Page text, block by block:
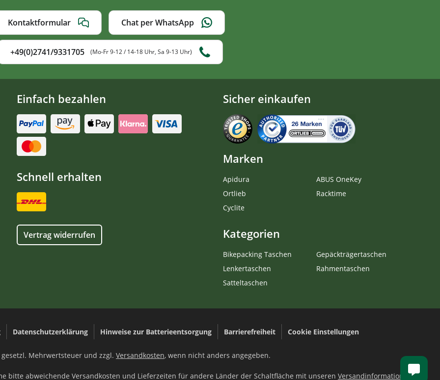
Kontaktformular Chat per WhatsApp
+49(0)2741/9331705 (Mo-Fr 9-12 / 14-18 Uhr, Sa 9-13 Uhr)
Einfach bezahlen
Schnell erhalten
Vertrag widerrufen
Sicher einkaufen
Marken
Apidura
Ortlieb
Cyclite
ABUS OneKey
Racktime
Kategorien
Bikepacking Taschen
Lenkertaschen
Satteltaschen
Gepäckträgertaschen
Rahmentaschen
Datenschutzerklärung Hinweise zur Batterieentsorgung Barrierefreiheit Cookie Einstellungen
Mehrwertsteuer und zzgl. Versandkosten, wenn nicht anders angegeben.
abweichende Versandkosten und Lieferzeiten für andere Länder der Schaltfläche mit unseren Versandinformationen.